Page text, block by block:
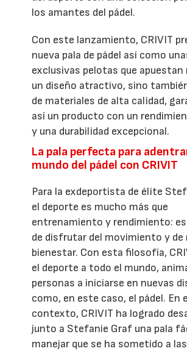
los amantes del pádel.
Con este lanzamiento, CRIVIT
nueva pala de pádel así como
exclusivas pelotas que apuestan
un diseño atractivo, sino
de materiales de alta calidad,
así un producto con un
y una durabilidad excepcional.
La pala perfecta para
mundo del pádel con CRIVIT
Para la exdeportista de élite
el deporte es mucho más que
entrenamiento y rendimiento:
de disfrutar del movimiento y de
bienestar. Con esta filosofía,
el deporte a todo el mundo,
personas a iniciarse en nuevas
como, en este caso, el pádel. En
contexto, CRIVIT ha logrado
junto a Stefanie Graf una pala
manejar que se ha sometido a